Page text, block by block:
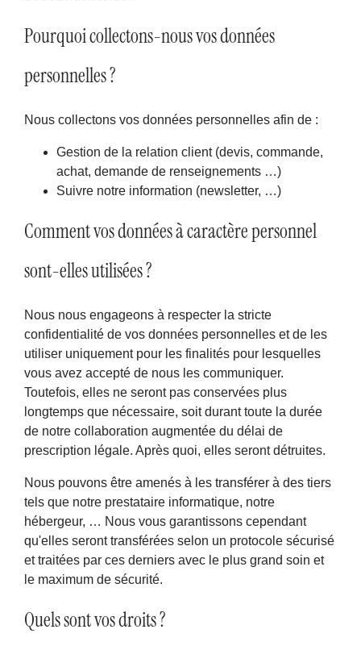
Pourquoi collectons-nous vos données
personnelles ?
Nous collectons vos données personnelles afin de :
Gestion de la relation client (devis, commande,
achat, demande de renseignements …)
Suivre notre information (newsletter, …)
Comment vos données à caractère personnel
sont-elles utilisées ?
Nous nous engageons à respecter la stricte
confidentialité de vos données personnelles et de les
utiliser uniquement pour les finalités pour lesquelles
vous avez accepté de nous les communiquer.
Toutefois, elles ne seront pas conservées plus
longtemps que nécessaire, soit durant toute la durée
de notre collaboration augmentée du délai de
prescription légale. Après quoi, elles seront détruites.
Nous pouvons être amenés à les transférer à des tiers
tels que notre prestataire informatique, notre
hébergeur, … Nous vous garantissons cependant
qu'elles seront transférées selon un protocole sécurisé
et traitées par ces derniers avec le plus grand soin et
le maximum de sécurité.
Quels sont vos droits ?